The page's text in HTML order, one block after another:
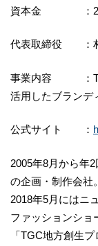
資本金 ：246百
代表取締役 ：
事業内容 ：
活用したブランデ
公式サイト ：
2005年8月から年
の企画・制作会社
2018年5月にはニ
ファッションショ
「TGC地方創生